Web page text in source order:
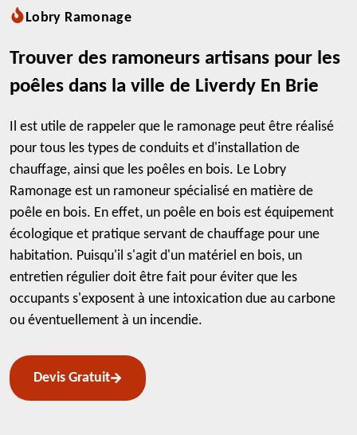
Lobry Ramonage
Trouver des ramoneurs artisans pour les
poêles dans la ville de Liverdy En Brie
Il est utile de rappeler que le ramonage peut être réalisé
pour tous les types de conduits et d'installation de
chauffage, ainsi que les poêles en bois. Le Lobry
Ramonage est un ramoneur spécialisé en matière de
poêle en bois. En effet, un poêle en bois est équipement
écologique et pratique servant de chauffage pour une
habitation. Puisqu'il s'agit d'un matériel en bois, un
entretien régulier doit être fait pour éviter que les
occupants s'exposent à une intoxication due au carbone
ou éventuellement à un incendie.
Devis Gratuit